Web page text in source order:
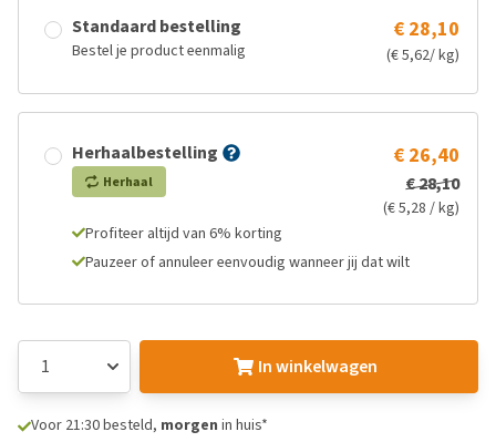
Standaard bestelling
Bestel je product eenmalig
€ 28,10
(€ 5,62/ kg)
Herhaalbestelling
Herhaal
€ 26,40
€ 28,10
(€ 5,28 / kg)
Profiteer altijd van 6% korting
Pauzeer of annuleer eenvoudig wanneer jij dat wilt
In winkelwagen
Voor 21:30 besteld, morgen in huis*